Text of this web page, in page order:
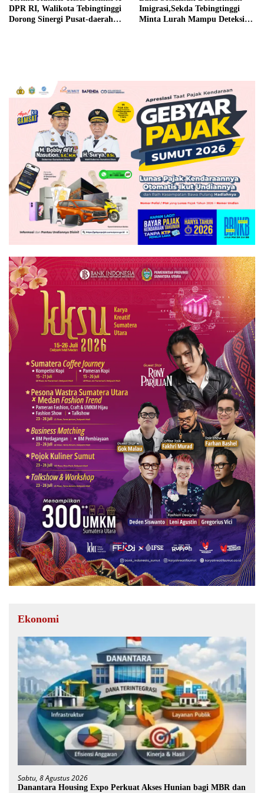
DPR RI, Walikota Tebingtinggi
Dorong Sinergi Pusat-daerah
Imigrasi,Sekda Tebingtinggi
Minta Lurah Mampu Deteksi
Ekonomi
Sabtu, 8 Agustus 2026
Danantara Housing Expo Perkuat Akses Hunian bagi MBR dan